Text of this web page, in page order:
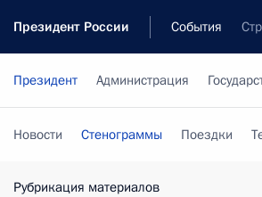
Президент России События
Президент Администрация
Новости Стенограммы Поездки
Рубрикация материалов